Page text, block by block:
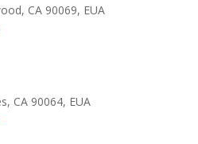
CA 90069, EUA
CA 90064, EUA